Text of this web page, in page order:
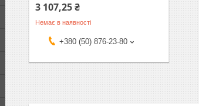
3 107,25 ₴
Немає в наявності
+380 (50) 876-23-80